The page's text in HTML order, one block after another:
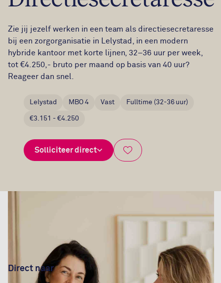
Zie jij jezelf werken in een team als directiesecretaresse
bij een zorgorganisatie in Lelystad, in een modern
hybride kantoor met korte lijnen, 32–36 uur per week,
tot €4.250,- bruto per maand op basis van 40 uur?
Reageer dan snel.
Lelystad MBO 4 Vast Fulltime (32-36 uur)
€3.151 - €4.250
Solliciteer direct
Bewaar vacature
Direct naar